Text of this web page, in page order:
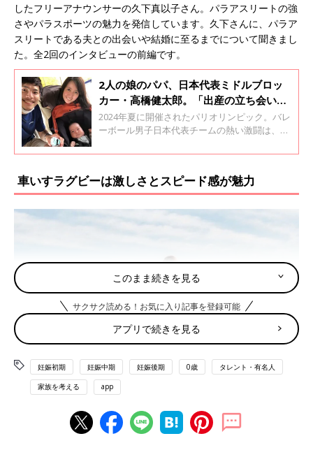
したフリーアナウンサーの久下真以子さん。パラアスリートの強
さやパラスポーツの魅力を発信しています。久下さんに、パラア
スリートである夫との出会いや結婚に至るまでについて聞きまし
た。全2回のインタビューの前編です。
2人の娘のパパ、日本代表ミドルブロッ
カー・高橋健太郎。「出産の立ち会い
時、僕が過呼吸になっちゃった！」
2024年夏に開催されたパリオリンピック。バレ
ーボール男子日本代表チームの熱い激闘は、見
ームでミドルブロッカーとして活躍した高橋健
女の出産に立ち会ったことや、二女の産後に
「男性育休を取った」と報じられたことなどに
ついて聞きました。
車いすラグビーは激しさとスピード感が魅力
2023年2月11日に結婚式を挙げた久下さん夫婦。偶然にも実母の命日に重なったの
このまま続きを見る
サクサク読める！お気に入り記事を登録可能
アプリで続きを見る
妊娠初期 妊娠中期 妊娠後期 0歳 タレント・有名人
家族を考える app